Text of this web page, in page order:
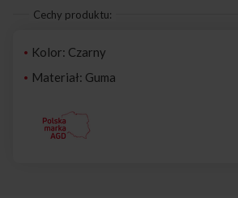
Cechy produktu:
Kolor: Czarny
Materiał: Guma